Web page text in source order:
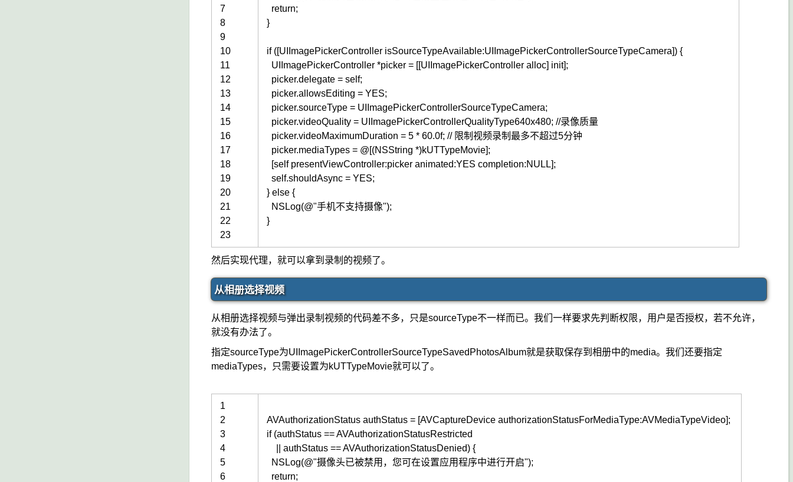
7
8
9
10
11
12
13
14
15
16
17
18
19
20
21
22
23
return;
}
if ([UIImagePickerController isSourceTypeAvailable:UIImagePickerControllerSourceTypeCamera]) {
UIImagePickerController *picker = [[UIImagePickerController alloc] init];
picker.delegate = self;
picker.allowsEditing = YES;
picker.sourceType = UIImagePickerControllerSourceTypeCamera;
picker.videoQuality = UIImagePickerControllerQualityType640x480; //录像质量
picker.videoMaximumDuration = 5 * 60.0f; // 限制视频录制最多不超过5分钟
picker.mediaTypes = @[(NSString *)kUTTypeMovie];
[selfpresentViewController:picker animated:YES completion:NULL];
self.shouldAsync = YES;
} else {
NSLog(@"手机不支持摄像");
}
然后实现代理，就可以拿到录制的视频了。
从相册选择视频
从相册选择视频与弹出录制视频的代码差不多，只是sourceType不一样而已。我们一样要求先判断权限，用户是否授权，若不允许，
就没有办法了。
指定sourceType为UIImagePickerControllerSourceTypeSavedPhotosAlbum就是获取保存到相册中的media。我们还要指定
mediaTypes，只需要设置为kUTTypeMovie就可以了。
1
2
3
4
5
6
AVAuthorizationStatus authStatus = [AVCaptureDevice authorizationStatusForMediaType:AVMediaTypeVideo];
if (authStatus ==AVAuthorizationStatusRestricted
authStatus ==AVAuthorizationStatusDenied) {
NSLog(@"摄像头已被禁用，您可在设置应用程序中进行开启");
return;